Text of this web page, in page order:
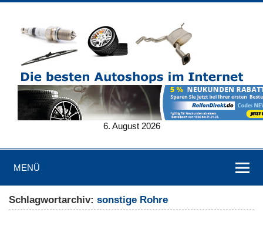
6. August 2026
MENÜ
Schlagwortarchiv:sonstige Rohre